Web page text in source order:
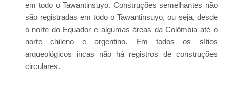
em todo o Tawantinsuyo. Construções semelhantes não
são registradas em todo o Tawantinsuyo, ou seja, desde
o norte do Equador e algumas áreas da Colômbia até o
norte chileno e argentino. Em todos os sítios
arqueológicos incas não há registros de construções
circulares.